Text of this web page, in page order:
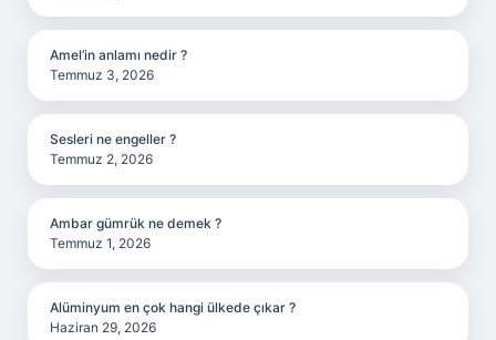
Amel’in anlamı nedir ?
Temmuz 3, 2026
Sesleri ne engeller ?
Temmuz 2, 2026
Ambar gümrük ne demek ?
Temmuz 1, 2026
Alüminyum en çok hangi ülkede çıkar ?
Haziran 29, 2026